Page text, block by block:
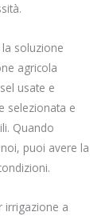
soluzione
agricola
usate e
selezionata e
Quando
puoi avere la
irrigazione a